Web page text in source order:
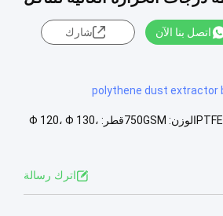
اتصل بنا الآن شارك
polythene dust extractor
مقاومة التآكل في درجة حرارة عالية 750 غرام من شعير إبرة PTFE: الوصف: مادة: قطعة قماش مرشح من PTFEالوزن: 750GSMقطر: Φ 120، Φ 130،
اترك رسالة